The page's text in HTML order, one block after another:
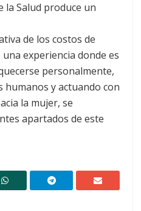
la Salud produce un
de los costos de
experiencia donde es
personalmente,
humanos y actuando con
la mujer, se
apartados de este